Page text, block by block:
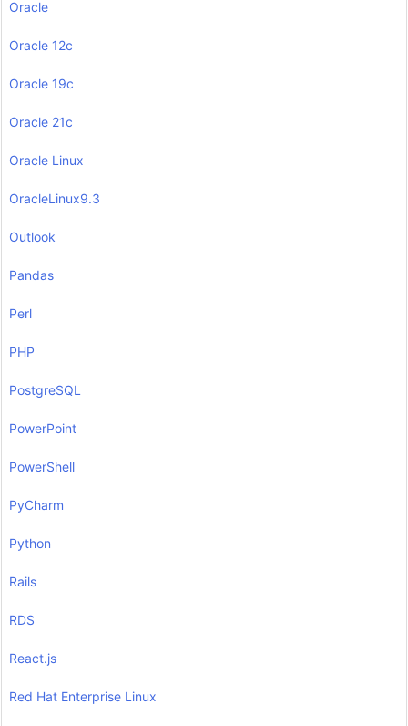
Oracle
Oracle 12c
Oracle 19c
Oracle 21c
Oracle Linux
OracleLinux9.3
Outlook
Pandas
Perl
PHP
PostgreSQL
PowerPoint
PowerShell
PyCharm
Python
Rails
RDS
React.js
Red Hat Enterprise Linux